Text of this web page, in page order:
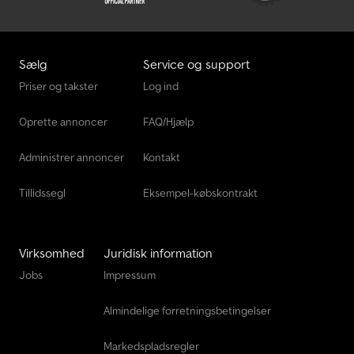
virksomheder, der har brug for en pålidelig varevogn. Fremvisning
liberale erhverv, små og store virksomheder) eller til eksport.
Forbehold for fejl og mellemsalg.
Sælg
Priser og takster
Oprette annoncer
Administrer annoncer
Tillidssegl
Service og support
Log ind
FAQ/Hjælp
Kontakt
Eksempel-købskontrakt
Virksomhed
Jobs
Juridisk information
Impressum
Almindelige forretningsbetingelser
Markedspladsregler